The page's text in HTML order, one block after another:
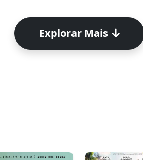
Explorar Mais